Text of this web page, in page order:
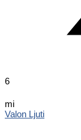
6
mi
Valon Ljuti